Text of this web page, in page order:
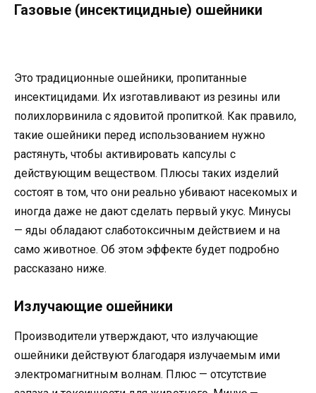
Газовые (инсектицидные) ошейники
Это традиционные ошейники, пропитанные
инсектицидами. Их изготавливают из резины или
полихлорвинила с ядовитой пропиткой. Как правило,
такие ошейники перед использованием нужно
растянуть, чтобы активировать капсулы с
действующим веществом. Плюсы таких изделий
состоят в том, что они реально убивают насекомых и
иногда даже не дают сделать первый укус. Минусы
— яды обладают слаботоксичным действием и на
само животное. Об этом эффекте будет подробно
рассказано ниже.
Излучающие ошейники
Производители утверждают, что излучающие
ошейники действуют благодаря излучаемым ими
электромагнитным волнам. Плюс — отсутствие